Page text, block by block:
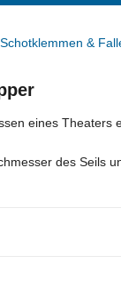
Schotklemmen &
eines Theaters
des Seils